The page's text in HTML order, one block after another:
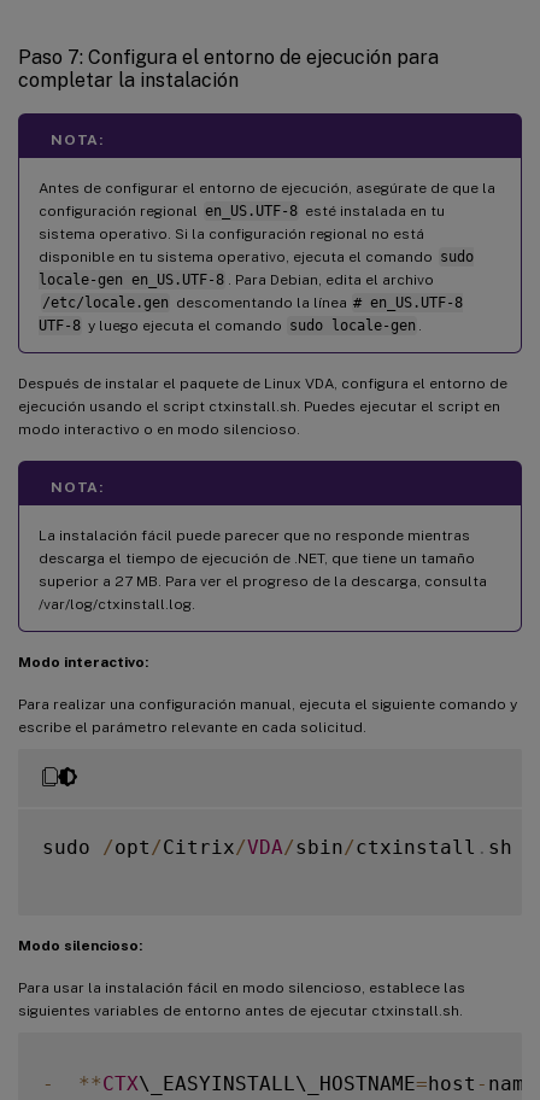
Paso 7: Configura el entorno de ejecución para
completar la instalación
NOTA:
Antes de configurar el entorno de ejecución, asegúrate de que la
configuración regional en_US.UTF-8 esté instalada en tu
sistema operativo. Si la configuración regional no está
disponible en tu sistema operativo, ejecuta el comando sudo
locale-gen en_US.UTF-8
. Para Debian, edita el archivo
/etc/locale.gen descomentando la línea # en_US.UTF-8
UTF-8 y luego ejecuta el comando sudo locale-gen
Después de instalar el paquete de Linux VDA, configura el entorno de
ejecución usando el script ctxinstall.sh. Puedes ejecutar el script en
modo interactivo o en modo silencioso.
NOTA:
La instalación fácil puede parecer que no responde mientras
descarga el tiempo de ejecución de .NET, que tiene un tamaño
superior a 27 MB. Para ver el progreso de la descarga, consulta
/var/log/ctxinstall.log.
Modo interactivo:
Para realizar una configuración manual, ejecuta el siguiente comando y
escribe el parámetro relevante en cada solicitud.
sudo /opt /Citrix/VDA/sbin/ctxinstall . sh
Modo silencioso:
Para usar la instalación fácil en modo silencioso, establece las
siguientes variables de entorno antes de ejecutar ctxinstall.sh.
- **CTX\_EASYINSTALL\_HOSTNAME=host - name